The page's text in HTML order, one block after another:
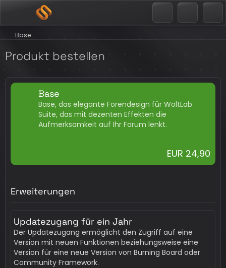
Base
Produkt bestellen
Base
Base, das elegante Forendesign für WoltLab
Suite, das mit dezenten Effekten die
Aufmerksamkeit auf Ihr Forum lenkt.
EUR 24,90
Erweiterungen
Updatezugang für ein Jahr
Der Updatezugang ermöglicht den Zugriff auf eine
Version mit neuen Funktionen beziehungsweise eine
Version für eine neue Version von Burning Board oder
Community Framework.